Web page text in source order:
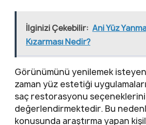
İlginizi Çekebilir: Ani Yüz
Kızarması Nedir?
Görünümünü yenilemek
zaman yüz estetiği
saç restorasyonu
değerlendirmektedir. Bu
konusunda araştırma yapan